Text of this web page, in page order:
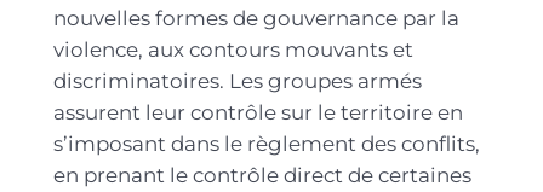
nouvelles formes de gouvernance par la
violence, aux contours mouvants et
discriminatoires. Les groupes armés
assurent leur contrôle sur le territoire en
s’imposant dans le règlement des conflits,
en prenant le contrôle direct de certaines